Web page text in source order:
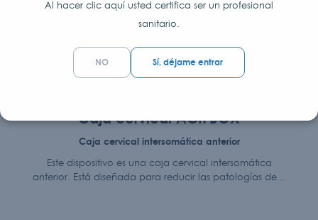
Caja cervical ACIFBOX
Caja cervical intersomática anterior
Este dispositivo es una caja cervical intersomática
anterior. Está diseñada para reducir las patologías de...
Al hacer clic aquí usted certifica ser un profesional
sanitario.
NO Sí, déjame entrar